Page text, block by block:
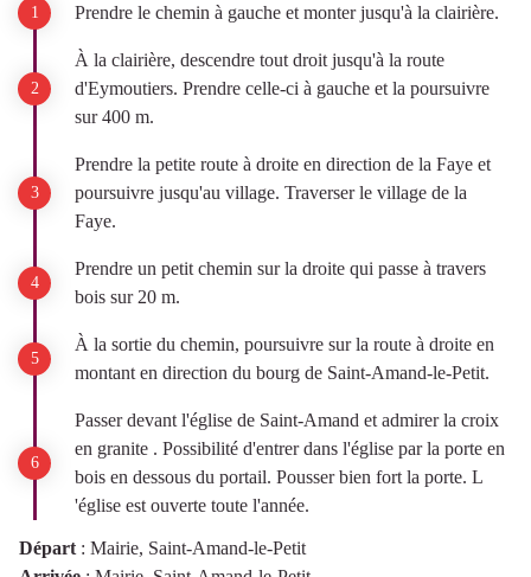
Prendre le chemin à gauche et monter jusqu'à la clairière.
À la clairière, descendre tout droit jusqu'à la route
d'Eymoutiers. Prendre celle-ci à gauche et la poursuivre
sur 400 m.
Prendre la petite route à droite en direction de la Faye et
poursuivre jusqu'au village. Traverser le village de la
Faye.
Prendre un petit chemin sur la droite qui passe à travers
bois sur 20 m.
À la sortie du chemin, poursuivre sur la route à droite en
montant en direction du bourg de Saint-Amand-le-Petit.
Passer devant l'église de Saint-Amand et admirer la croix
en granite . Possibilité d'entrer dans l'église par la porte en
bois en dessous du portail. Pousser bien fort la porte. L
'église est ouverte toute l'année.
Départ : Mairie, Saint-Amand-le-Petit